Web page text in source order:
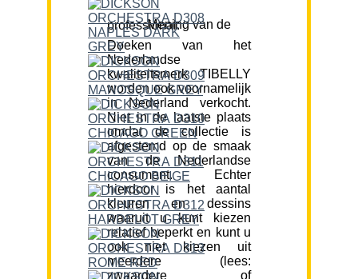
Mening van de professional:
Doeken van het
Nederlandse
kwaliteitsmerk TIBELLY
worden ook voornamelijk
in Nederland verkocht.
Niet in de laatste plaats
omdat de collectie is
afgestemd op de smaak
van de Nederlandse
consument. Echter
hierdoor is het aantal
kleuren en dessins
waaruit u kunt kiezen
relatief beperkt en kunt u
ook niet kiezen uit
meerdere (lees:
zwaardere of